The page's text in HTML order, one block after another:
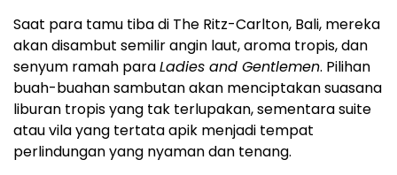
Saat para tamu tiba di The Ritz-Carlton, Bali, mereka
akan disambut semilir angin laut, aroma tropis, dan
senyum ramah paraLadies and Gentlemen. Pilihan
buah-buahan sambutan akan menciptakan suasana
liburan tropis yang tak terlupakan, sementara suite
atau vila yang tertata apik menjadi tempat
perlindungan yang nyaman dan tenang.